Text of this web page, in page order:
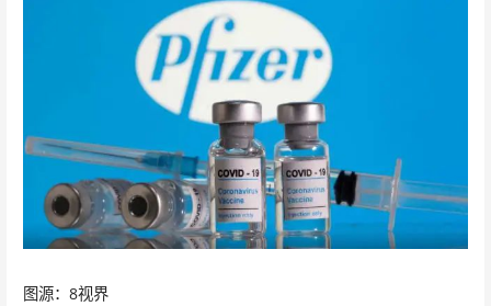
图源：8视界